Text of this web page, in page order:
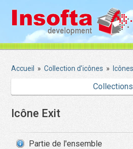
Accueil » Collection d'icônes »
Icône Exit
Partie de l'ensemble